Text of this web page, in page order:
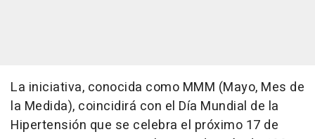
La iniciativa, conocida como MMM (Mayo, Mes de
la Medida), coincidirá con el Día Mundial de la
Hipertensión que se celebra el próximo 17 de